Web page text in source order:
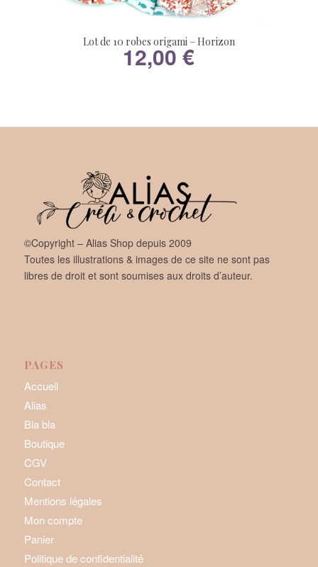
Lot de 10 robes origami – Horizon
12,00€
©Copyright – Alias Shop depuis 2009
Toutes les illustrations & images de ce site ne sont pas
libres de droit et sont soumises aux droits d’auteur.
PAGES
Accueil
Alias
Bla bla
Boutique
CGV
Contact
Mentions légales
Mon compte
Panier
Politique de confidentialité